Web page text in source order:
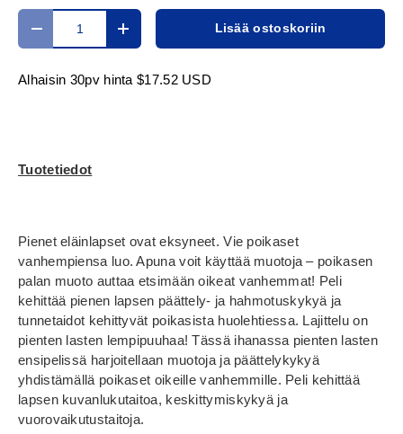
Määrä
Translation missing: fi.cart.items.decrease_quantity
Translation missing:Lisää ostoskoriin
Alhaisin 30pv hinta $17.52 USD
Tuotetiedot
Pienet eläinlapset ovat eksyneet. Vie poikaset
vanhempiensa luo. Apuna voit käyttää muotoja – poikasen
palan muoto auttaa etsimään oikeat vanhemmat! Peli
kehittää pienen lapsen päättely- ja hahmotuskykyä ja
tunnetaidot kehittyvät poikasista huolehtiessa. Lajittelu on
pienten lasten lempipuuhaa! Tässä ihanassa pienten lasten
ensipelissä harjoitellaan muotoja ja päättelykykyä
yhdistämällä poikaset oikeille vanhemmille. Peli kehittää
lapsen kuvanlukutaitoa, keskittymiskykyä ja
vuorovaikutustaitoja.